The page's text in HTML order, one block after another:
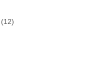
(12)